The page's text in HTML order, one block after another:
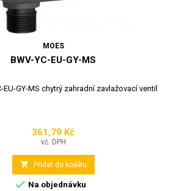
MOES
BWV-YC-EU-GY-MS
EU-GY-MS chytrý zahradní zavlažovací ventil
Cena
361,79 Kč
vč. DPH
 Přidat do košíku
 Na objednávku